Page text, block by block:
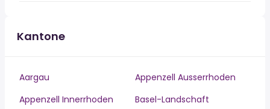
Kantone
Aargau
Appenzell Ausserrhoden
Appenzell Innerrhoden
Basel-Landschaft